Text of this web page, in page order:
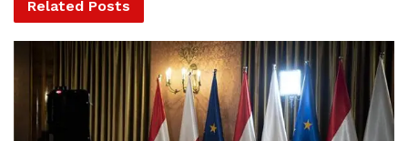
Az adományokat a Magyar Református Szeretetszolgálat
10702019-85008898-51100005 bankszámlaszámra várják,
a közleményben az „Összefogás az újrakezdésért”
elnevezés feltüntetésével. Emellett az
Related Posts